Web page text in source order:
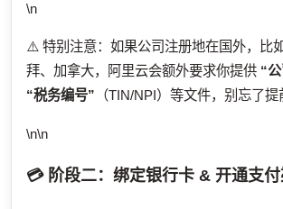
\n
⚠️ 特别注意：如果公司注册地在国外，比
拜、加拿大，阿里云会额外要求你提供 “
“税务编号” （TIN/NPI）等文件，别忘了提
\n\n
💳 阶段二：绑定银行卡 & 开通支